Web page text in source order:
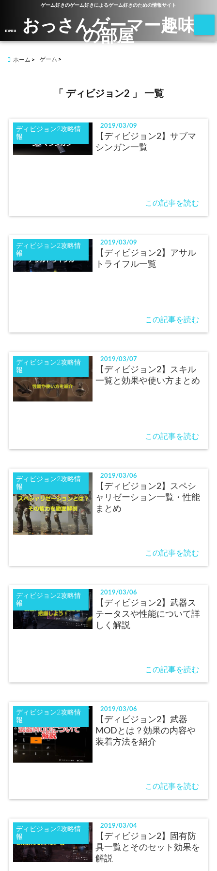
ゲーム好きのゲーム好きによるゲーム好きのための情報サイト
menu おっさんゲーマー趣味
の部屋
ホーム ゲーム
「 ディビジョン2 」 一覧
ディビジョン2攻略情
報
2019/03/09
【ディビジョン2】サブマ
シンガン一覧
この記事を読む
ディビジョン2攻略情
報
2019/03/09
【ディビジョン2】アサル
トライフル一覧
この記事を読む
ディビジョン2攻略情
報
2019/03/07
【ディビジョン2】スキル
一覧と効果や使い方まとめ
この記事を読む
ディビジョン2攻略情
報
2019/03/06
【ディビジョン2】スペシ
ャリゼーション一覧・性能
まとめ
この記事を読む
ディビジョン2攻略情
報
2019/03/06
【ディビジョン2】武器ス
テータスや性能について詳
しく解説
この記事を読む
ディビジョン2攻略情
報
2019/03/06
【ディビジョン2】武器
MODとは？効果の内容や
装着方法を紹介
この記事を読む
ディビジョン2攻略情
報
2019/03/04
【ディビジョン2】固有防
具一覧とそのセット効果を
解説